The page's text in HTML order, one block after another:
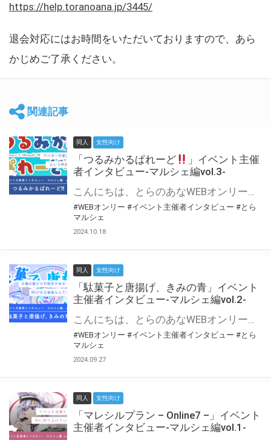
https://help.toranoana.jp/3445/
退会対応にはお時間をいただいておりますので、あら
かじめご了承ください。
関連記事
同人 女性向け
「つるみかるぱれーど
」イベント主催
者インタビュー-マルシェ編vol.3-
こんにちは、とらのあなWEBオンリー運営スタッフです。 新たにお届けする、イベント主催者インタビュー-マルシェ編-は、 とらのあなWEBオンリー「マルシェ」をご利用した主催様に 「マルシェ」を使って開催した感想や心がけをお聞きする企画です。 今回は、WEBオンリー初開催「つるみかるぱれーど
#WEBオンリー #イベント主催者インタビュー #とら
マルシェ
2024.10.18
同人 女性向け
「駄菓子と唐揚げ、きみの青」イベント
主催者インタビュー-マルシェ編vol.2-
こんにちは、とらのあなWEBオンリー運営スタッフです。 新たにお届けする、イベント主催者インタビュー-マルシェ編-は、 とらのあなWEBオンリー「マルシェ」をご利用の主催様に 「マルシェ」を使ってイベントを開催した感想や心がけをお聞きする企画です。 今回は、WEBオンリー初開催「駄菓子と唐揚げ、きみの青」より、 主催のぎこ六屋様にお話を伺いました。 協力：ぎこ六屋様／イベント公式Twitter（@krkgwks） とらのあなWEBオンリー「マルシェ」とは？ WEBオンリーでリアルタイムでコミュニケーションがとれるオンライン会場です。
#WEBオンリー #イベント主催者インタビュー #とら
マルシェ
2024.09.27
同人 女性向け
「マレシルプラン – Online7 –」イベント
主催者インタビュー-マルシェ編vol.1-